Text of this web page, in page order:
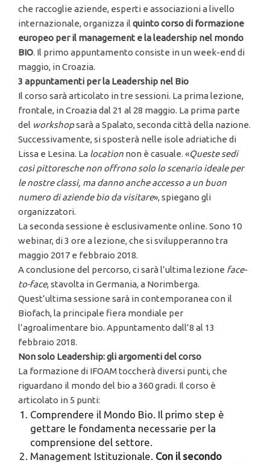
che raccoglie aziende, esperti e associazioni a livello
internazionale, organizza il quinto corso di formazione
europeo per il management e la leadership nel mondo
BIO. Il primo appuntamento consiste in un week-end di
maggio, in Croazia.
3 appuntamenti per la Leadership nel Bio
Il corso sarà articolato in tre sessioni. La prima lezione,
frontale, in Croazia dal 21 al 28 maggio. La prima parte
del workshopsarà a Spalato, seconda città della nazione.
Successivamente, si sposterà nelle isole adriatiche di
Lissa e Lesina. La location non è casuale. «Queste sedi
così pittoresche non offrono solo lo scenario ideale per
le nostre classi, ma danno anche accesso a un buon
numero di aziende bio da visitare», spiegano gli
organizzatori.
La seconda sessione è esclusivamente online. Sono 10
webinar, di 3 ore a lezione, che si svilupperanno tra
maggio 2017 e febbraio 2018.
A conclusione del percorso, ci sarà l’ultima lezione face-
to-face, stavolta in Germania, a Norimberga.
Quest’ultima sessione sarà in contemporanea con il
Biofach, la principale fiera mondiale per
l’agroalimentare bio. Appuntamento dall’8 al 13
febbraio 2018.
Non solo Leadership: gli argomenti del corso
La formazione di IFOAM toccherà diversi punti, che
riguardano il mondo del bio a 360 gradi. Il corso è
articolato in 5 punti:
Comprendere il Mondo Bio. Il primo step è
gettare le fondamenta necessarie per la
comprensione del settore.
Management Istituzionale. Con il secondo